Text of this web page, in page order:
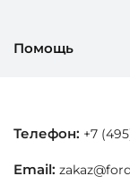
Помощь
Телефон: +7
Email: